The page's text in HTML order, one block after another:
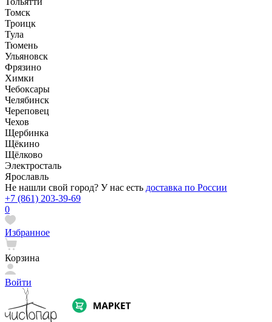
Томск
Троицк
Тула
Тюмень
Ульяновск
Фрязино
Химки
Чебоксары
Челябинск
Череповец
Чехов
Щербинка
Щёкино
Щёлково
Электросталь
Ярославль
Не нашли свой город? У нас есть доставка по России
+7 (861) 203-39-69
0
Избранное
Корзина
Войти